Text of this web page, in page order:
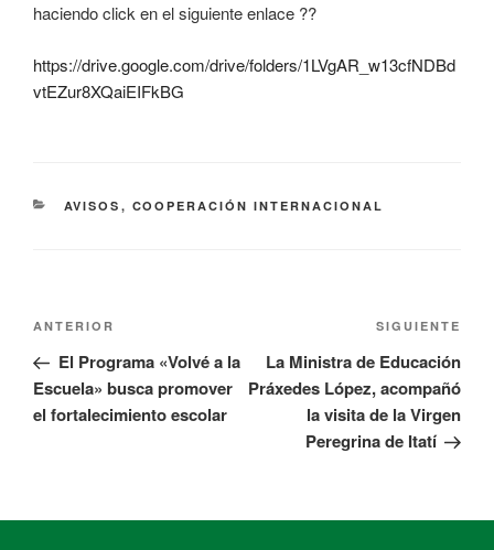
haciendo click en el siguiente enlace ??
https://drive.google.com/drive/folders/1LVgAR_w13cfNDBd
vtEZur8XQaiEIFkBG
AVISOS , COOPERACIÓN INTERNACIONAL
ANTERIOR
El Programa «Volvé a la
Escuela» busca promover
el fortalecimiento escolar
SIGUIENTE
La Ministra de Educación
Práxedes López, acompañó
la visita de la Virgen
Peregrina de Itatí